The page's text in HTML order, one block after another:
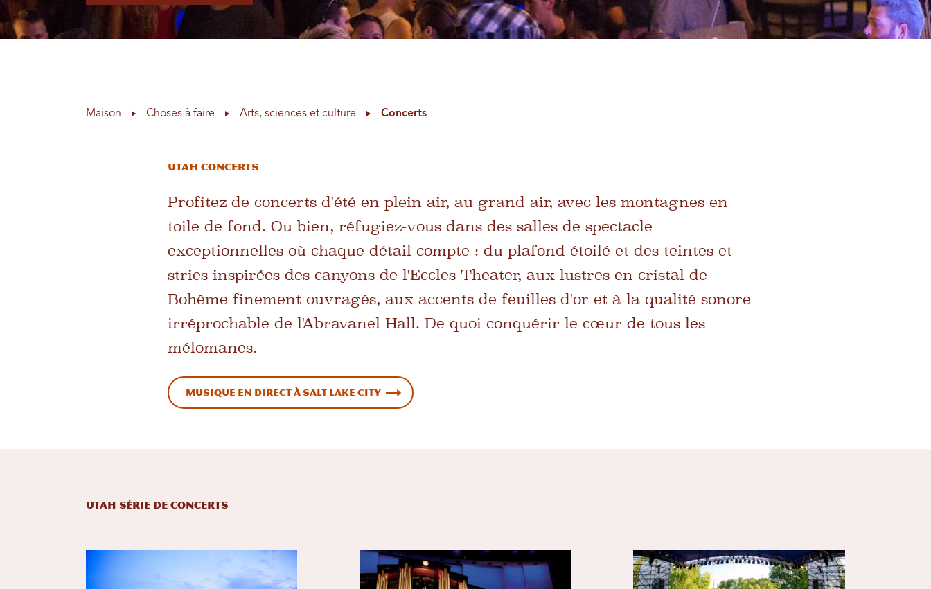
Maison Choses à faire Arts, sciences et culture Concerts
Utah Concerts
Profitez de concerts d'été en plein air, au grand air, avec les montagnes en
toile de fond. Ou bien, réfugiez-vous dans des salles de spectacle
exceptionnelles où chaque détail compte : du plafond étoilé et des teintes et
stries inspirées des canyons de l'Eccles Theater, aux lustres en cristal de
Bohême finement ouvragés, aux accents de feuilles d'or et à la qualité sonore
irréprochable de l'Abravanel Hall. De quoi conquérir le cœur de tous les
mélomanes.
Musique en direct à Salt Lake City
Utah Série de concerts